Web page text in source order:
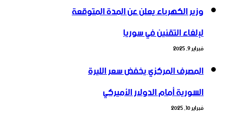
وزير الكهرباء يعلن عن المدة المتوقعة
لإلغاء التقنين في سوريا
فبراير 9, 2025
المصرف المركزي يخفض سعر الليرة
السورية أمام الدولار الأميركي
فبراير 10, 2025